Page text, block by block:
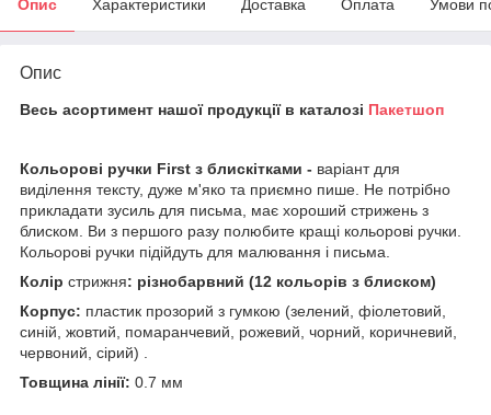
Опис Характеристики Доставка Оплата Умови
Опис
Весь асортимент нашої продукції в каталозі Пакетшоп
Кольорові ручки First з блискітками - варіант для
виділення тексту, дуже м'яко та приємно пише. Не потрібно
прикладати зусиль для письма, має хороший стрижень з
блиском. Ви з першого разу полюбите кращі кольорові ручки.
Кольорові ручки підійдуть для малювання і письма.
Колір стрижня: різнобарвний (12 кольорів з блиском)
Корпус: пластик прозорий з гумкою (зелений, фіолетовий,
синій, жовтий, помаранчевий, рожевий, чорний, коричневий,
червоний, сірий) .
Товщина лінії: 0.7 мм